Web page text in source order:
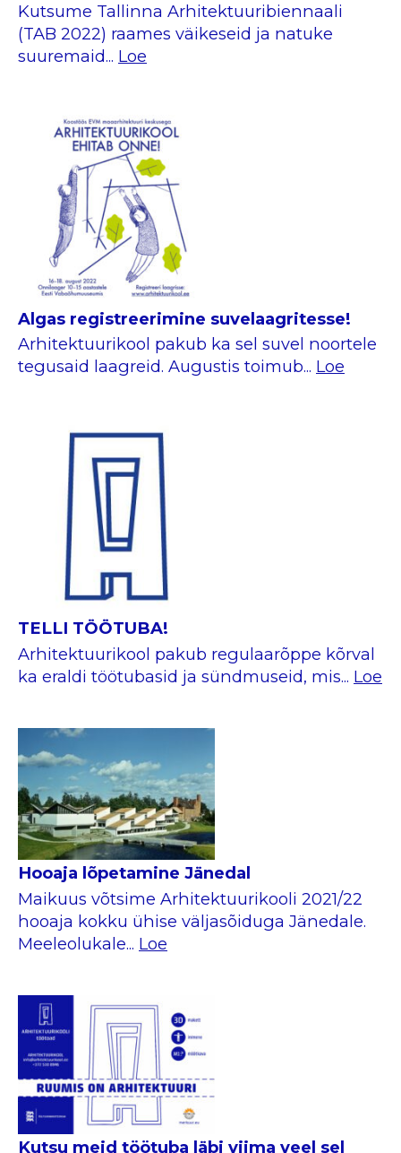
Kutsume Tallinna Arhitektuuribiennaali
(TAB 2022) raames väikeseid ja natuke
suuremaid... Loe
Algas registreerimine suvelaagritesse!
Arhitektuurikool pakub ka sel suvel noortele
tegusaid laagreid. Augustis toimub... Loe
TELLI TÖÖTUBA!
Arhitektuurikool pakub regulaarõppe kõrval
ka eraldi töötubasid ja sündmuseid, mis... Loe
Hooaja lõpetamine Jänedal
Maikuus võtsime Arhitektuurikooli 2021/22
hooaja kokku ühise väljasõiduga Jänedale.
Meeleolukale... Loe
Kutsu meid töötuba läbi viima veel sel